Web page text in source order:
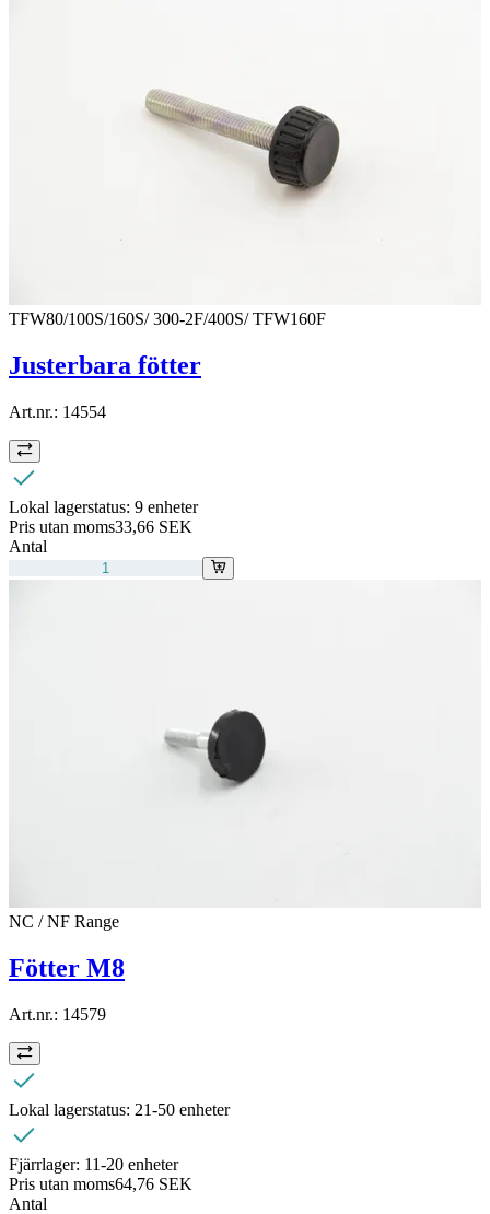
TFW80/100S/160S/ 300-2F/400S/ TFW160F
Justerbara fötter
Art.nr.: 14554
Lokal lagerstatus: 9 enheter
Pris utan moms33,66 SEK
Antal
NC / NF Range
Fötter M8
Art.nr.: 14579
Lokal lagerstatus: 21-50 enheter
Fjärrlager: 11-20 enheter
Pris utan moms64,76 SEK
Antal